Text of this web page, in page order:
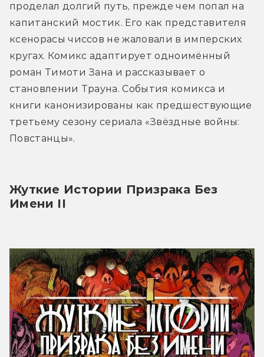
проделал долгий путь, прежде чем попал на
капитанский мостик. Его как представителя
ксенорасы чиссов не жаловали в имперских
кругах. Комикс адаптирует одноимённый
роман Тимоти Зана и рассказывает о
становлении Трауна. События комикса и
книги канонизированы как предшествующие
третьему сезону сериала «Звёздные войны:
Повстанцы».
Жуткие Истории Призрака Без
Имени II